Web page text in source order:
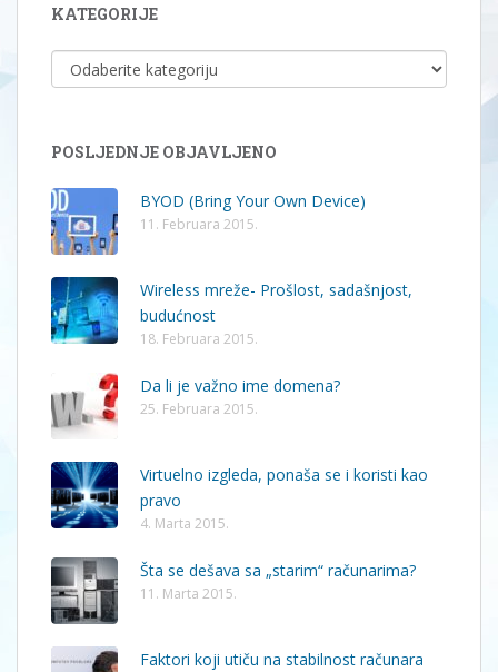
KATEGORIJE
KATEGORIJE
POSLJEDNJE OBJAVLJENO
BYOD (Bring Your Own Device)
11. Februara 2015.
Wireless mreže- Prošlost, sadašnjost,
budućnost
18. Februara 2015.
Da li je važno ime domena?
25. Februara 2015.
Virtuelno izgleda, ponaša se i koristi kao
pravo
4. Marta 2015.
Šta se dešava sa „starim“ računarima?
11. Marta 2015.
Faktori koji utiču na stabilnost računara